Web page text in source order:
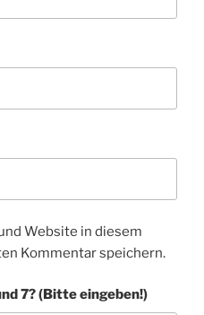
Website in diesem
Kommentar speichern.
7? (Bitte eingeben!)